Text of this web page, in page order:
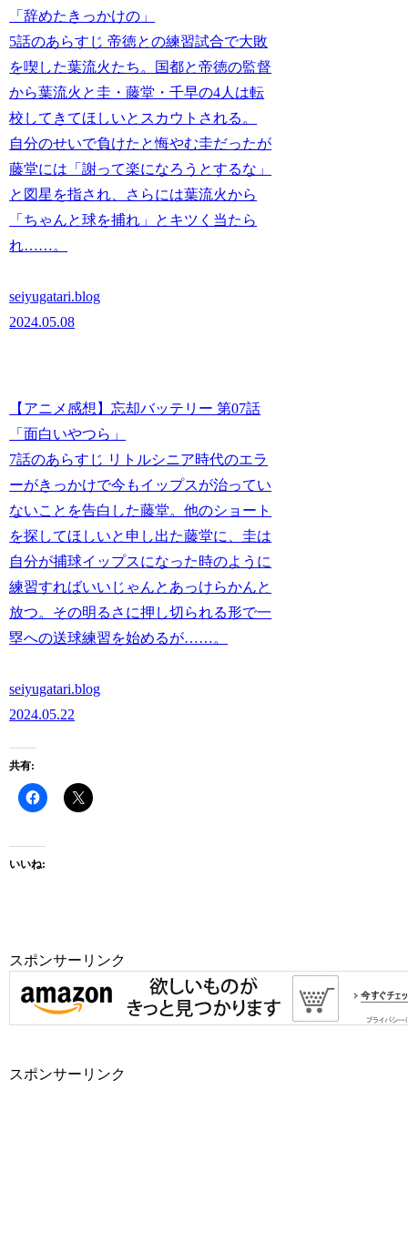
「辞めたきっかけの」
5話のあらすじ 帝徳との練習試合で大敗
を喫した葉流火たち。国都と帝徳の監督
から葉流火と圭・藤堂・千早の4人は転
校してきてほしいとスカウトされる。
自分のせいで負けたと悔やむ圭だったが
藤堂には「謝って楽になろうとするな」
と図星を指され、さらには葉流火から
「ちゃんと球を捕れ」とキツく当たら
れ……。
seiyugatari.blog
2024.05.08
【アニメ感想】忘却バッテリー 第07話
「面白いやつら」
7話のあらすじ リトルシニア時代のエラ
ーがきっかけで今もイップスが治ってい
ないことを告白した藤堂。他のショート
を探してほしいと申し出た藤堂に、圭は
自分が捕球イップスになった時のように
練習すればいいじゃんとあっけらかんと
放つ。その明るさに押し切られる形で一
塁への送球練習を始めるが……。
seiyugatari.blog
2024.05.22
共有:
いいね:
スポンサーリンク
スポンサーリンク